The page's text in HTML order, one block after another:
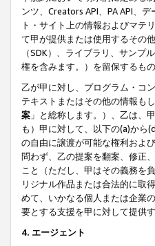
ンツ、Creators API、PA API、
ト・サイト上の情報およびマテ
て甲が提供または使用するその
（SDK）、ライブラリ、サン
権を含みます。）を留保するも
乙が甲に対し、プログラム・コ
テキストまたはその他の情報も
案 」と総称します。）、乙は、
も）甲に対して、以下の(a)から
の自由に譲渡が可能な権利およ
問わず、乙の提案を翻案、修正
こと（ただし、甲はその義務を
リジナル作品または合法的に取
めて、いかなる個人または企業
要とする支援を甲に対して提供
4. エージェント